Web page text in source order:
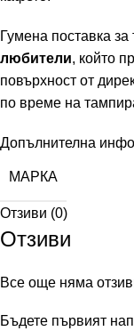
Гумена поставка
любители, който
повърхност от
по време на
Допълнителна
МАРКА
Отзиви (0)
Отзиви
Все още няма
Бъдете първият